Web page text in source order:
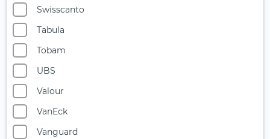
Swisscanto
Tabula
Tobam
UBS
Valour
VanEck
Vanguard